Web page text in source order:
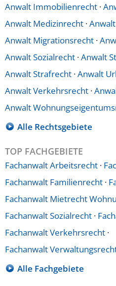
Anwalt Immobilienrecht ·
Anwalt Medizinrecht ·
Anwalt Migrationsrecht ·
Anwalt Sozialrecht ·Anwalt
Anwalt Strafrecht ·Anwalt
Anwalt Verkehrsrecht ·
Anwalt
Alle Rechtsgebiete
TOP FACHGEBIETE
Fachanwalt Arbeitsrecht ·
Fachanwalt Familienrecht ·
Fachanwalt Mietrecht
Fachanwalt Sozialrecht ·
Fachanwalt Verkehrsrecht ·
Fachanwalt
Alle Fachgebiete